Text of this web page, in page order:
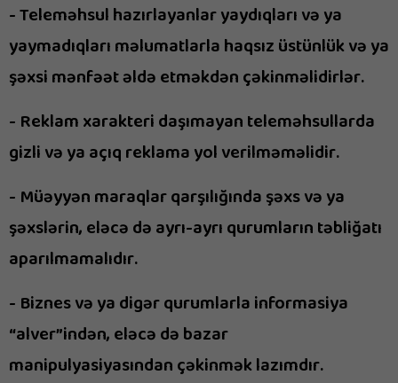
- Teleməhsul hazırlayanlar yaydıqları və ya
yaymadıqları məlumatlarla haqsız üstünlük və ya
şəxsi mənfəət əldə etməkdən çəkinməlidirlər.
- Reklam xarakteri daşımayan teleməhsullarda
gizli və ya açıq reklama yol verilməməlidir.
- Müəyyən maraqlar qarşılığında şəxs və ya
şəxslərin, eləcə də ayrı-ayrı qurumların təbliğatı
aparılmamalıdır.
- Biznes və ya digər qurumlarla informasiya
“alver”indən, eləcə də bazar
manipulyasiyasından çəkinmək lazımdır.